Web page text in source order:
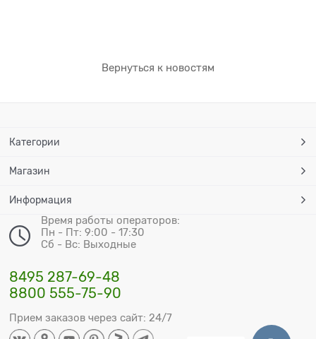
Вернуться к новостям
Категории
Магазин
Информация
Время работы операторов:
Пн - Пт: 9:00 - 17:30
Сб - Вс: Выходные
8495 287-69-48
8800 555-75-90
Прием заказов через сайт: 24/7